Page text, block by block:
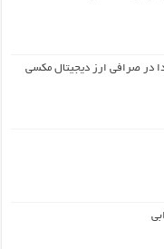
در صرافی ارز دیجیتال مکسی